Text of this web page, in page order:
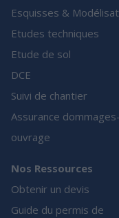
Esquisses &
Etudes techniques
Etude de sol
DCE
Suivi de chantier
Assurance dommages-
ouvrage
Nos Ressources
Obtenir un devis
Guide du permis de